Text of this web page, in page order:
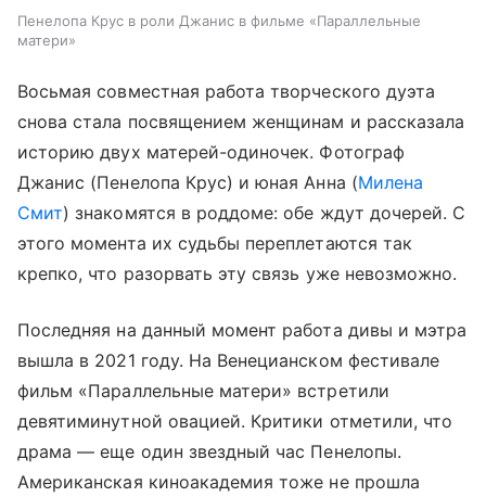
Пенелопа Крус в роли Джанис в фильме «Параллельные
матери»
Восьмая совместная работа творческого дуэта
снова стала посвящением женщинам и рассказала
историю двух матерей-одиночек. Фотограф
Джанис (Пенелопа Крус) и юная Анна (Милена
Смит) знакомятся в роддоме: обе ждут дочерей. С
этого момента их судьбы переплетаются так
крепко, что разорвать эту связь уже невозможно.
Последняя на данный момент работа дивы и мэтра
вышла в 2021 году. На Венецианском фестивале
фильм «Параллельные матери» встретили
девятиминутной овацией. Критики отметили, что
драма — еще один звездный час Пенелопы.
Американская киноакадемия тоже не прошла